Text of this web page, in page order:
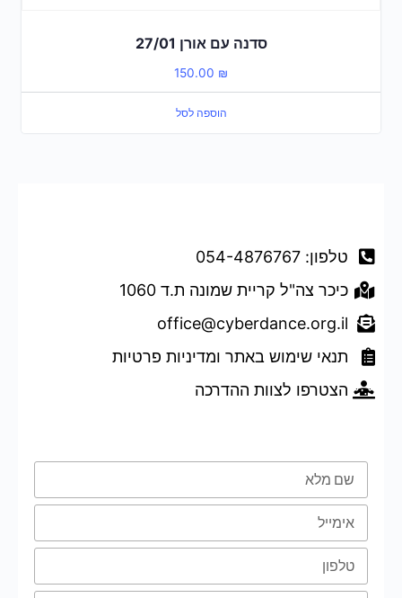
סדנה עם אורן 27/01
150.00 ₪
הוספה לסל
טלפון: 054-4876767
כיכר צה"ל קריית שמונה ת.ד 1060
office@cyberdance.org.il
תנאי שימוש באתר ומדיניות פרטיות
הצטרפו לצוות ההדרכה